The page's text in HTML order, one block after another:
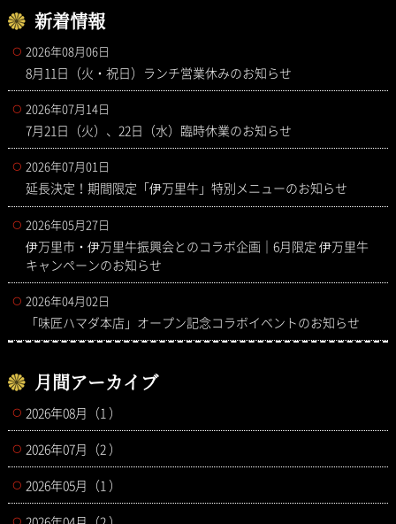
新着情報
2026年08月06日
8月11日（火・祝日）ランチ営業休みのお知らせ
2026年07月14日
7月21日（火）、22日（水）臨時休業のお知らせ
2026年07月01日
延長決定！期間限定「伊万里牛」特別メニューのお知らせ
2026年05月27日
伊万里市・伊万里牛振興会とのコラボ企画｜6月限定 伊万里牛
キャンペーンのお知らせ
2026年04月02日
「味匠ハマダ本店」オープン記念コラボイベントのお知らせ
月間アーカイブ
2026年08月（1 ）
2026年07月（2 ）
2026年05月（1 ）